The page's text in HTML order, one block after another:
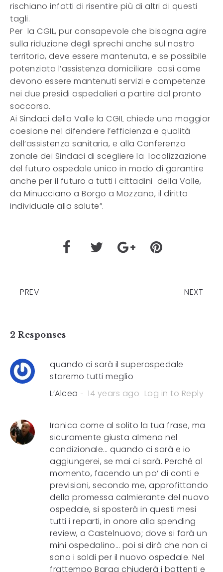
rischiano infatti di risentire più di altri di questi
tagli.
Per la CGIL, pur consapevole che bisogna agire
sulla riduzione degli sprechi anche sul nostro
territorio, deve essere mantenuta, e se possibile
potenziata l’assistenza domiciliare così come
devono essere mantenuti servizi e competenze
nei due presidi ospedalieri a partire dal pronto
soccorso.
Ai Sindaci della Valle la CGIL chiede una maggior
coesione nel difendere l’efficienza e qualità
dell’assistenza sanitaria, e alla Conferenza
zonale dei Sindaci di scegliere la localizzazione
del futuro ospedale unico in modo di garantire
anche per il futuro a tutti i cittadini della Valle,
da Minucciano a Borgo a Mozzano, il diritto
individuale alla salute”.
PREV NEXT
2 Responses
quando ci sarà il superospedale
staremo tutti meglio
L’Alcea
14 years ago Log in to Reply
Ironica come al solito la tua frase, ma
sicuramente giusta almeno nel
condizionale… quando ci sarà e io
aggiungerei, se mai ci sarà. Perché al
momento, facendo un po’ di conti e
previsioni, secondo me, approfittando
della promessa calmierante del nuovo
ospedale, si sposterà in questi mesi
tutti i reparti, in onore alla spending
review, a Castelnuovo; dove si farà un
mini ospedalino… poi si dirà che non ci
sono i soldi per il nuovo ospedale. Nel
frattempo Barga chiuderà i battenti e